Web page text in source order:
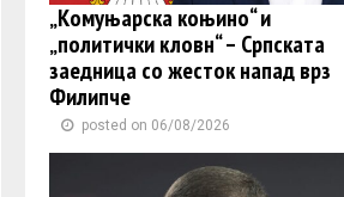
„Комуњарска коњино“ и
„политички кловн“ – Српската
заедница со жесток напад врз
Филипче
posted on 06/08/2026